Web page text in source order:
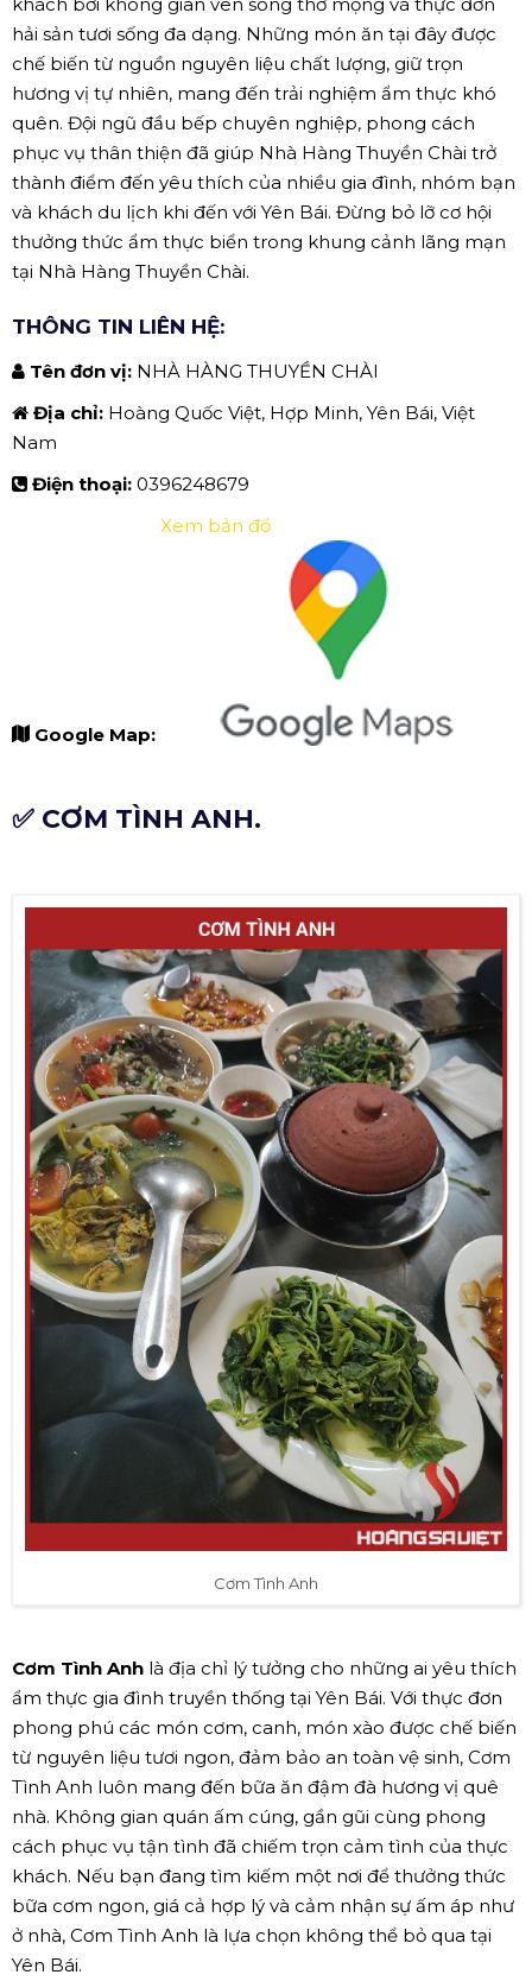
hải sản tươi sống đa dạng. Những món ăn tại đây được
chế biến từ nguồn nguyên liệu chất lượng, giữ trọn
hương vị tự nhiên, mang đến trải nghiệm ẩm thực khó
quên. Đội ngũ đầu bếp chuyên nghiệp, phong cách
phục vụ thân thiện đã giúp Nhà Hàng Thuyền Chài trở
thành điểm đến yêu thích của nhiều gia đình, nhóm bạn
và khách du lịch khi đến với Yên Bái. Đừng bỏ lỡ cơ hội
thưởng thức ẩm thực biển trong khung cảnh lãng mạn
tại Nhà Hàng Thuyền Chài.
THÔNG TIN LIÊN HỆ:
Tên đơn vị: NHÀ HÀNG THUYỀN CHÀI
Địa chỉ: Hoàng Quốc Việt, Hợp Minh, Yên Bái, Việt
Nam
Điện thoại: 0396248679
Google Map:
Xem bản đồ
✅ CƠM TÌNH ANH.
Cơm Tình Anh
Cơm Tình Anh là địa chỉ lý tưởng cho những ai yêu thích
ẩm thực gia đình truyền thống tại Yên Bái. Với thực đơn
phong phú các món cơm, canh, món xào được chế biến
từ nguyên liệu tươi ngon, đảm bảo an toàn vệ sinh, Cơm
Tình Anh luôn mang đến bữa ăn đậm đà hương vị quê
nhà. Không gian quán ấm cúng, gần gũi cùng phong
cách phục vụ tận tình đã chiếm trọn cảm tình của thực
khách. Nếu bạn đang tìm kiếm một nơi để thưởng thức
bữa cơm ngon, giá cả hợp lý và cảm nhận sự ấm áp như
ở nhà, Cơm Tình Anh là lựa chọn không thể bỏ qua tại
Yên Bái.